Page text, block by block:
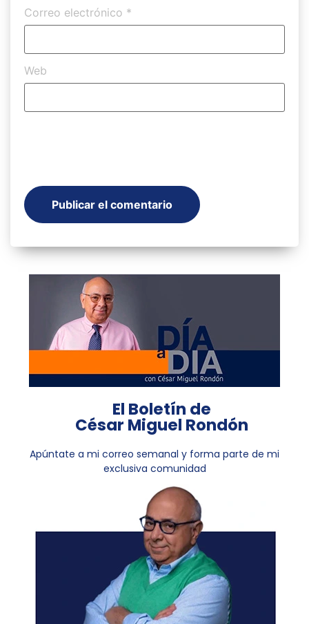
Correo electrónico *
Web
El Boletín de
César Miguel Rondón
Apúntate a mi correo semanal y forma parte de mi
exclusiva comunidad